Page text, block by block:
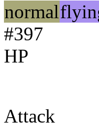
normal
#397
HP
Attack